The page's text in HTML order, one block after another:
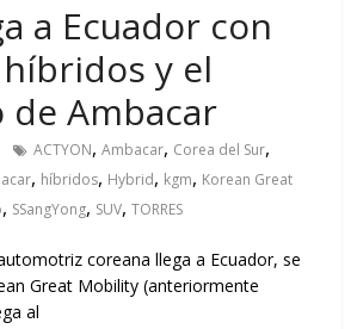
a Ecuador con
híbridos y el
de Ambacar
ACTYON,Ambacar, Corea del Sur,
, híbridos, Hybrid, kgm, Korean Great
, SSangYong, SUV,TORRES
coreana llega a Ecuador, se
Great Mobility (anteriormente
al